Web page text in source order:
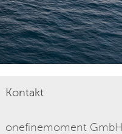
Kontakt
onefinemoment GmbH